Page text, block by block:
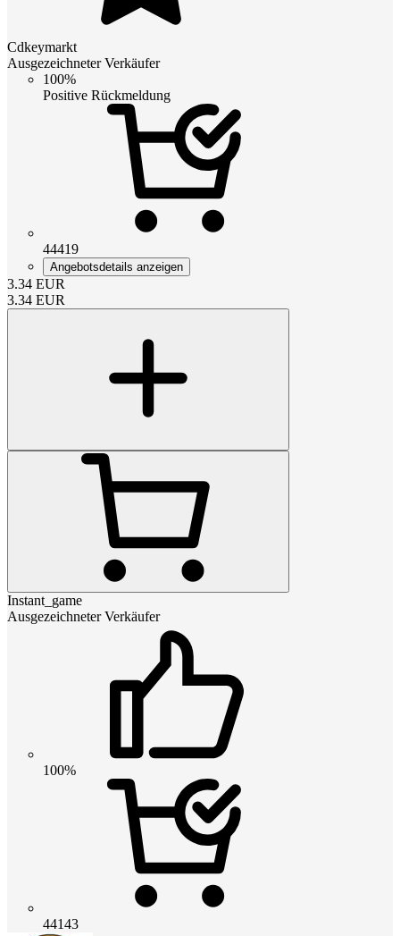
Cdkeymarkt
Ausgezeichneter Verkäufer
100%
Positive Rückmeldung
44419
Angebotsdetails anzeigen
3.34 EUR
3.34 EUR
Instant_game
Ausgezeichneter Verkäufer
100%
44143